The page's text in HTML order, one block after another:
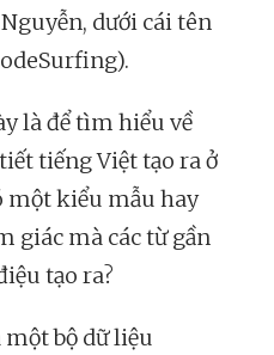
dưới cái tên
là để tìm hiểu về
tiếng Việt tạo ra ở
một kiểu mẫu hay
giác mà các từ gần
tạo ra?
bộ dữ liệu